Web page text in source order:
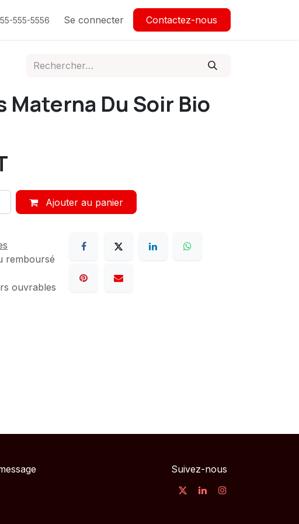
555-5556 Se connecter Contactez-nous
Materna Du Soir Bio
Ajouter au panier
remboursé
ouvrables
Suivez-nous